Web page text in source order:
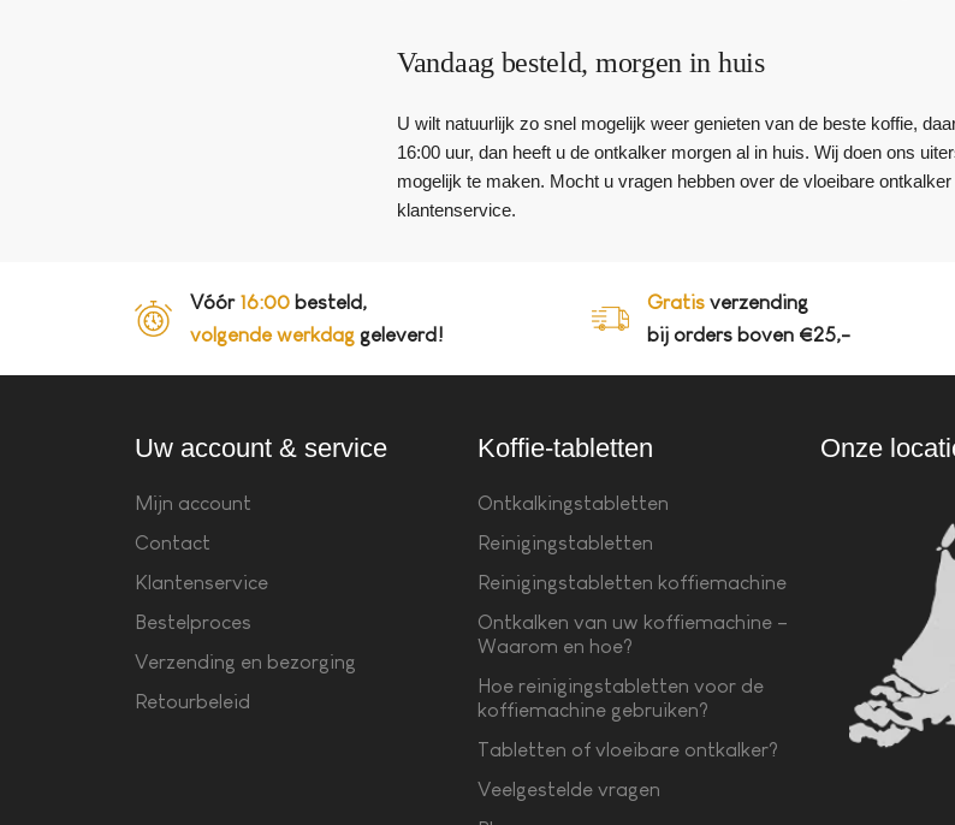
Vandaag besteld, morgen in huis
U wilt natuurlijk zo snel mogelijk weer genieten van de beste koffie,
16:00 uur, dan heeft u de ontkalker morgen al in huis. Wij doen ons
mogelijk te maken. Mocht u vragen hebben over de vloeibare
klantenservice.
Vóór 16:00 besteld,
volgende werkdag geleverd!
Gratis verzending
bij orders boven €25,-
Uw account & service
Mijn account
Contact
Klantenservice
Bestelproces
Verzending en bezorging
Retourbeleid
Koffie-tabletten
Ontkalkingstabletten
Reinigingstabletten
Reinigingstabletten koffiemachine
Ontkalken van uw koffiemachine –
Waarom en hoe?
Hoe reinigingstabletten voor de
koffiemachine gebruiken?
Tabletten of vloeibare ontkalker?
Veelgestelde vragen
Onze